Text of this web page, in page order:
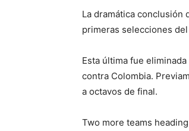
La dramática conclusión
primeras selecciones
Esta última fue
contra Colombia.
a octavos de final.
Two more teams